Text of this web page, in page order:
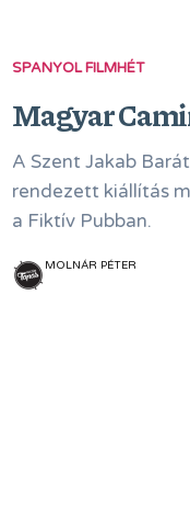
SPANYOL FILMHÉT
Magyar
A Szent Jakab
rendezett kiállítás
a Fiktív Pubban.
MOLNÁR PÉTER